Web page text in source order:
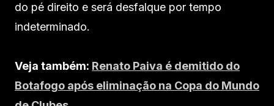
do pé direito e será desfalque por tempo
indeterminado.
Veja também: Renato Paiva é demitido do
Botafogo após eliminação na Copa do Mundo